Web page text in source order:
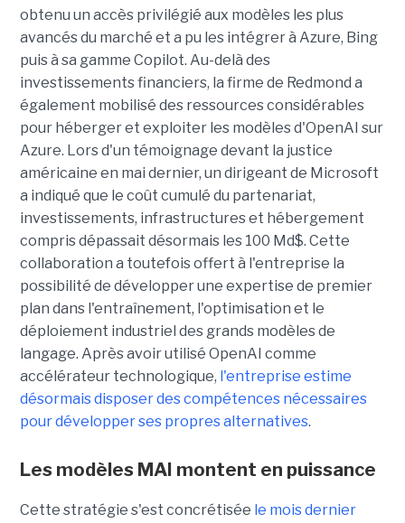
obtenu un accès privilégié aux modèles les plus
avancés du marché et a pu les intégrer à Azure, Bing
puis à sa gamme Copilot. Au-delà des
investissements financiers, la firme de Redmond a
également mobilisé des ressources considérables
pour héberger et exploiter les modèles d'OpenAI sur
Azure. Lors d'un témoignage devant la justice
américaine en mai dernier, un dirigeant de Microsoft
a indiqué que le coût cumulé du partenariat,
investissements, infrastructures et hébergement
compris dépassait désormais les 100 Md$. Cette
collaboration a toutefois offert à l'entreprise la
possibilité de développer une expertise de premier
plan dans l'entraînement, l'optimisation et le
déploiement industriel des grands modèles de
langage. Après avoir utilisé OpenAI comme
accélérateur technologique, l'entreprise estime
désormais disposer des compétences nécessaires
pour développer ses propres alternatives.
Les modèles MAI montent en puissance
Cette stratégie s'est concrétisée le mois dernier